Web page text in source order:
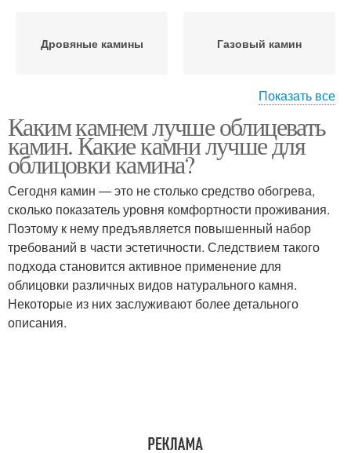
Дровяные камины Газовый камин
каминов
Показать все
Каким камнем лучше облицевать
камин. Какие камни лучше для
облицовки камина?
Сегодня камин — это не столько средство обогрева,
сколько показатель уровня комфортности проживания.
Поэтому к нему предъявляется повышенный набор
требований в части эстетичности. Следствием такого
подхода становится активное применение для
облицовки различных видов натурального камня.
Некоторые из них заслуживают более детального
описания.